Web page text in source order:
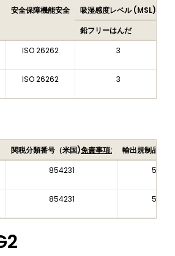
安全保障機能安全 吸湿感度レベル (MSL)
鉛フリーはんだ
ISO 26262 3
ISO 26262 3
関税分類番号（米国)免責事項:
輸出規制品目
854231
854231